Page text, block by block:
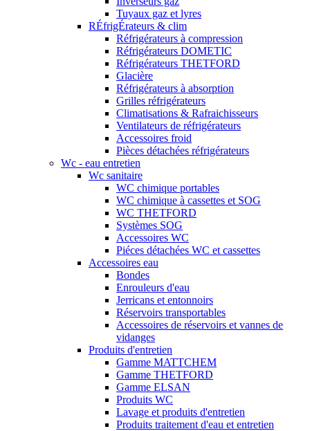
Tuyaux gaz et lyres
RÉfrigÉrateurs & clim
Réfrigérateurs à compression
Réfrigérateurs DOMETIC
Réfrigérateurs THETFORD
Glacière
Réfrigérateurs à absorption
Grilles réfrigérateurs
Climatisations & Rafraichisseurs
Ventilateurs de réfrigérateurs
Accessoires froid
Pièces détachées réfrigérateurs
Wc - eau entretien
Wc sanitaire
WC chimique portables
WC chimique à cassettes et SOG
WC THETFORD
Systèmes SOG
Accessoires WC
Piéces détachées WC et cassettes
Accessoires eau
Bondes
Enrouleurs d'eau
Jerricans et entonnoirs
Réservoirs transportables
Accessoires de réservoirs et vannes de
vidanges
Produits d'entretien
Gamme MATTCHEM
Gamme THETFORD
Gamme ELSAN
Produits WC
Lavage et produits d'entretien
Produits traitement d'eau et entretien